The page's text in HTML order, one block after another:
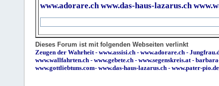
www.adorare.ch www.das-haus-lazarus.ch
Dieses Forum ist mit folgenden Webseiten verlinkt
Zeugen der Wahrheit - www.assisi.ch - www.adorare.ch -
www.wallfahrten.ch - www.gebete.ch - www.segenskreis.at -
www.gottliebtuns.com- www.das-haus-lazarus.ch - www.pater-pio.de